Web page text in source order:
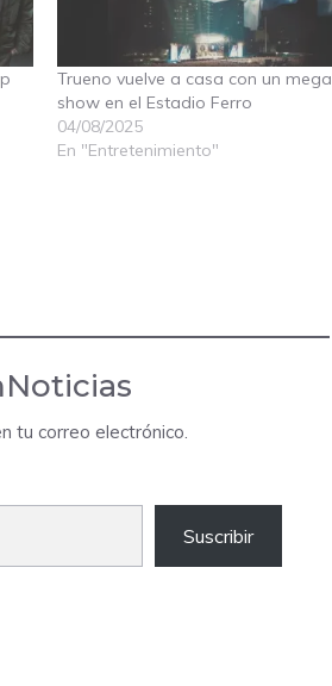
Trueno vuelve a casa con un mega
show en el Estadio Ferro
04/08/2025
En "Entretenimiento"
tu correo electrónico.
Suscribir